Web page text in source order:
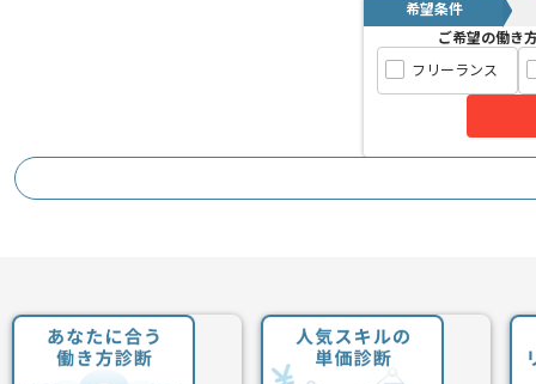
希望条件
ご希望の働き
フリーランス